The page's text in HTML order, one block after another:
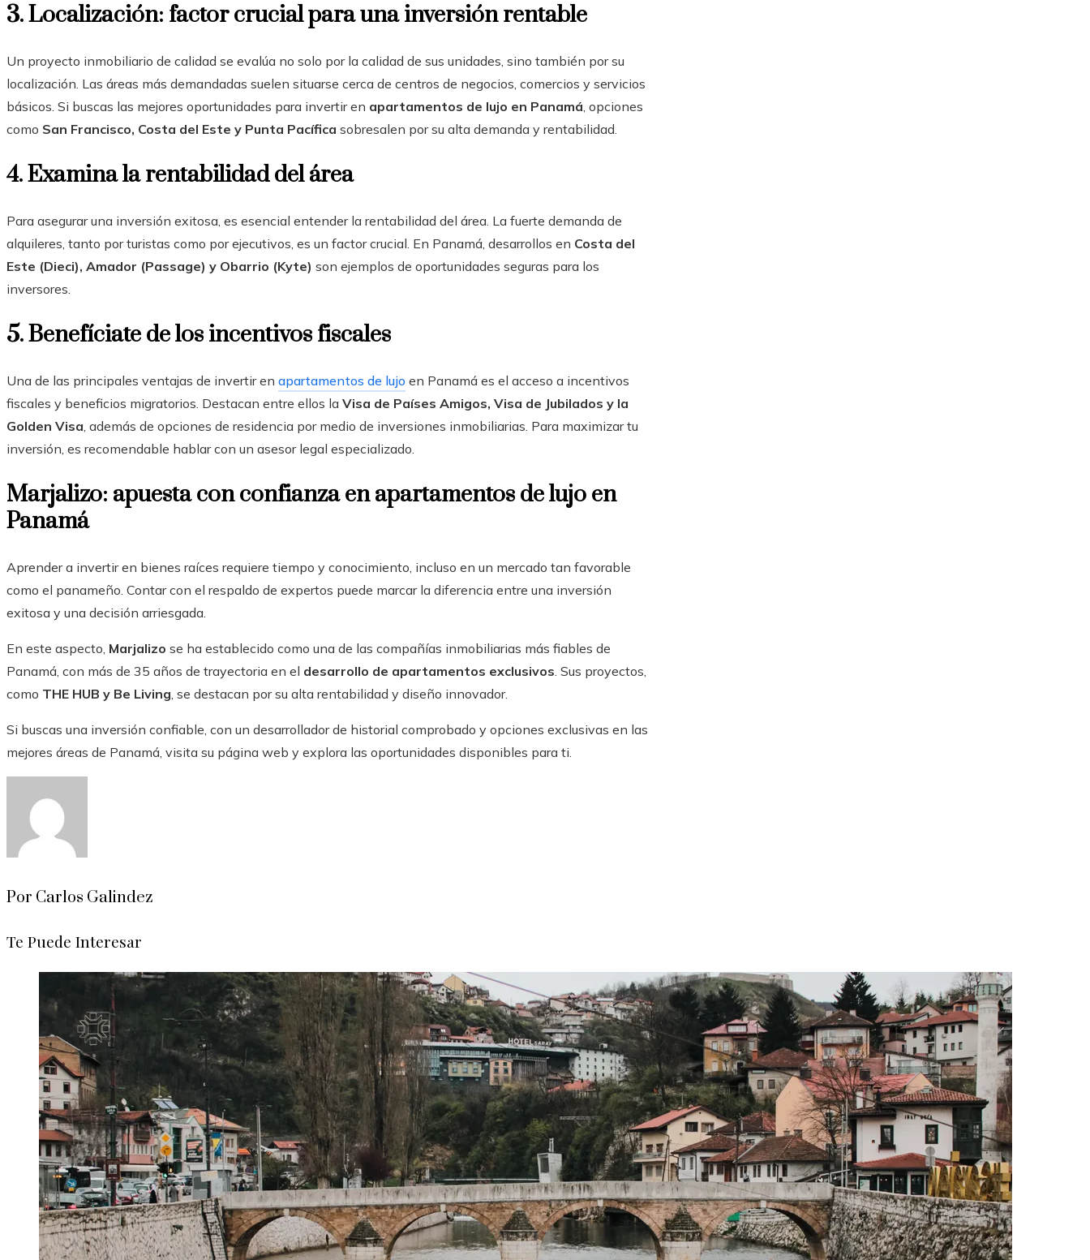
3. Localización: factor crucial para una inversión rentable
Un proyecto inmobiliario de calidad se evalúa no solo por la calidad de sus unidades, sino también por su
localización. Las áreas más demandadas suelen situarse cerca de centros de negocios, comercios y servicios
básicos. Si buscas las mejores oportunidades para invertir en apartamentos de lujo en Panamá, opciones
como San Francisco, Costa del Este y Punta Pacífica sobresalen por su alta demanda y rentabilidad.
4. Examina la rentabilidad del área
Para asegurar una inversión exitosa, es esencial entender la rentabilidad del área. La fuerte demanda de
alquileres, tanto por turistas como por ejecutivos, es un factor crucial. En Panamá, desarrollos en Costa del
Este (Dieci), Amador (Passage) y Obarrio (Kyte) son ejemplos de oportunidades seguras para los
inversores.
5. Benefíciate de los incentivos fiscales
Una de las principales ventajas de invertir en apartamentos de lujo en Panamá es el acceso a incentivos
fiscales y beneficios migratorios. Destacan entre ellos la Visa de Países Amigos, Visa de Jubilados y la
Golden Visa, además de opciones de residencia por medio de inversiones inmobiliarias. Para maximizar tu
inversión, es recomendable hablar con un asesor legal especializado.
Marjalizo: apuesta con confianza en apartamentos de lujo en
Panamá
Aprender a invertir en bienes raíces requiere tiempo y conocimiento, incluso en un mercado tan favorable
como el panameño. Contar con el respaldo de expertos puede marcar la diferencia entre una inversión
exitosa y una decisión arriesgada.
En este aspecto, Marjalizo se ha establecido como una de las compañías inmobiliarias más fiables de
Panamá, con más de 35 años de trayectoria en el desarrollo de apartamentos exclusivos. Sus proyectos,
como THE HUB y Be Living, se destacan por su alta rentabilidad y diseño innovador.
Si buscas una inversión confiable, con un desarrollador de historial comprobado y opciones exclusivas en las
mejores áreas de Panamá, visita su página web y explora las oportunidades disponibles para ti.
Por Carlos Galindez
Te Puede Interesar